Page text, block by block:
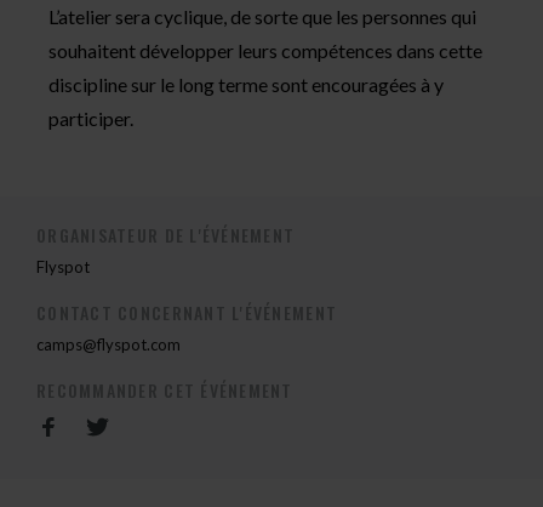
L’atelier sera cyclique, de sorte que les personnes qui
souhaitent développer leurs compétences dans cette
discipline sur le long terme sont encouragées à y
participer.
Flyspot
camps@flyspot.com